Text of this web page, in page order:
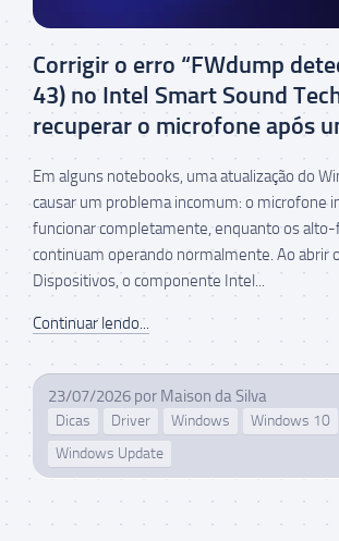
Corrigir o erro “FWdump
43) no Intel Smart Sound
recuperar o microfone após
Em alguns notebooks, uma atualização do
causar um problema incomum: o microfone
funcionar completamente, enquanto os
continuam operando normalmente. Ao abrir
Dispositivos, o componente Intel...
Continuar lendo...
23/07/2026 por Maison da Silva
Dicas Driver Windows Windows 10
Windows Update